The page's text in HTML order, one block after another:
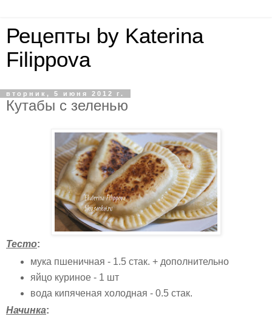
Рецепты by Katerina
Filippova
вторник, 5 июня 2012 г.
Кутабы с зеленью
Тесто:
мука пшеничная - 1.5 стак. + дополнительно
яйцо куриное - 1 шт
вода кипяченая холодная - 0.5 стак.
Начинка: